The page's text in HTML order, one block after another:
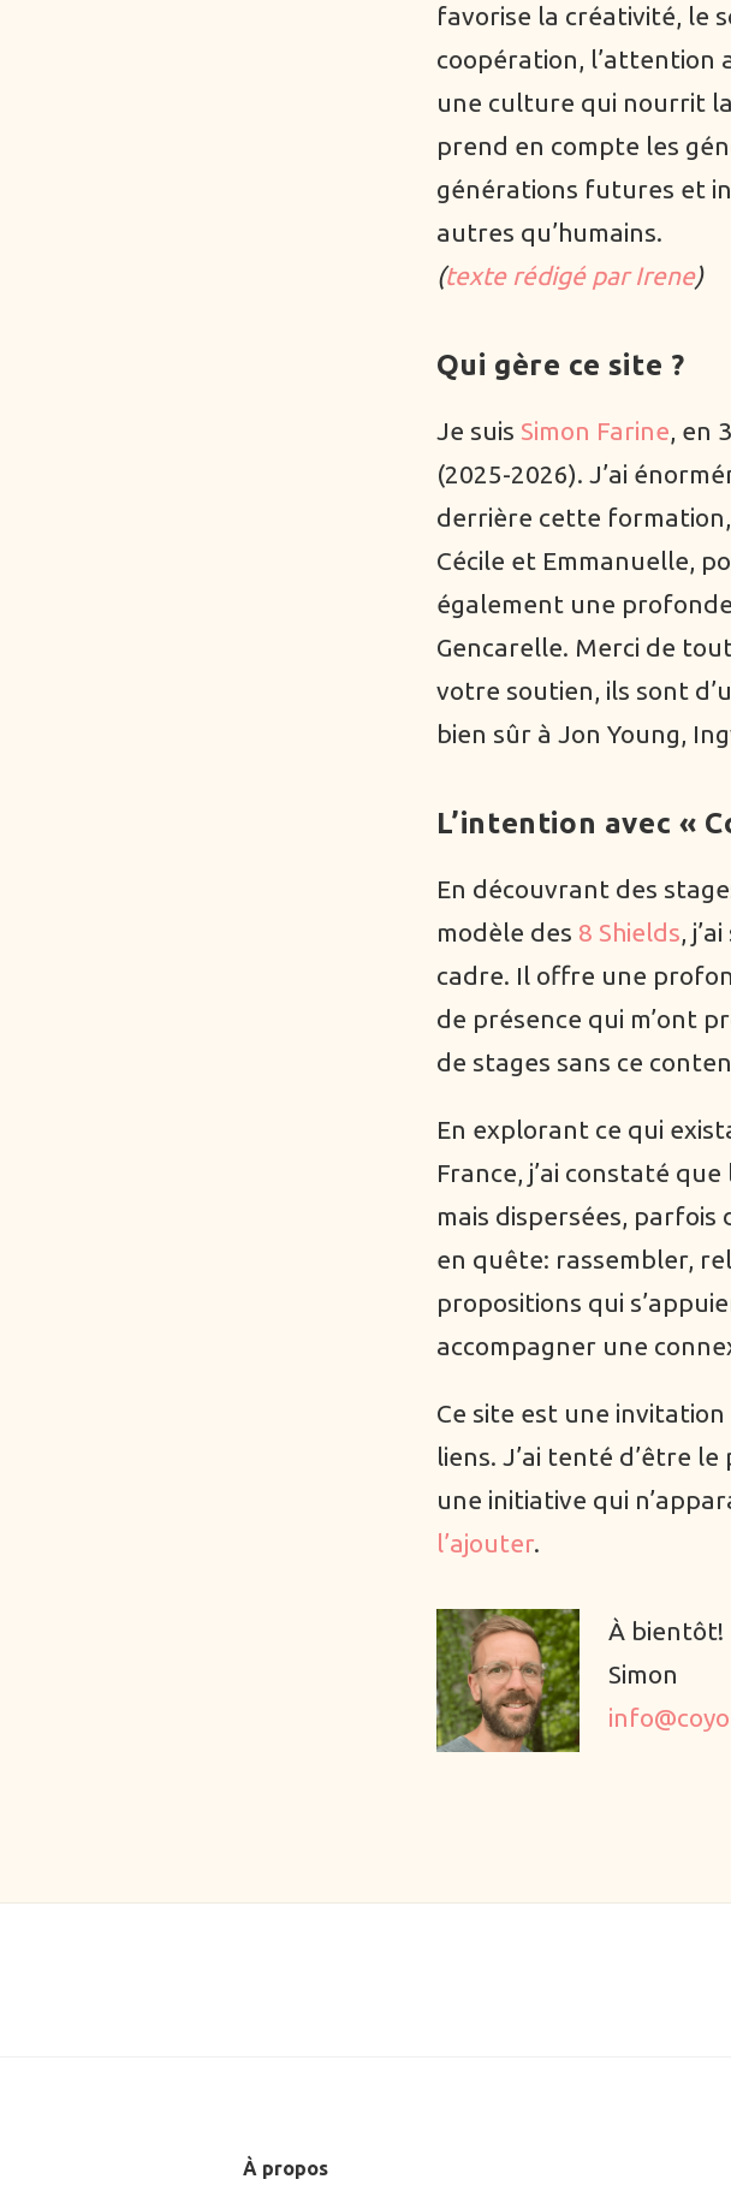
favorise la créativité, le
coopération, l’attention
une culture qui nourrit
prend en compte les
générations futures et
autres qu’humains.
(texte rédigé par Irene)
Qui gère ce site ?
Je suis Simon Farine, en
(2025-2026). J’ai
derrière cette
Cécile et Emmanuelle,
également une
Gencarelle. Merci de
votre soutien, ils sont
bien sûr à Jon Young,
L’intention avec «
En découvrant des
modèle des 8 Shields,
cadre. Il offre une
de présence qui m’ont
de stages sans ce
En explorant ce qui
France, j’ai constaté
mais dispersées,
en quête: rassembler,
propositions qui
accompagner une
Ce site est une invitation
liens. J’ai tenté d’être
une initiative qui
l’ajouter.
À bientôt!
Simon
À propos